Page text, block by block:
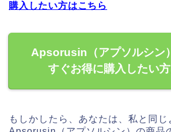
購入したい方はこちら
Apsorusin（アプソルシン
すぐお得に購入したい
もしかしたら、あなたは、私と同じ